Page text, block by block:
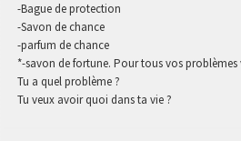
-Bague de protection
-Savon de chance
-parfum de chance
*-savon de fortune. Pour tous vos problèmes
Tu a quel problème ?
Tu veux avoir quoi dans ta vie ?